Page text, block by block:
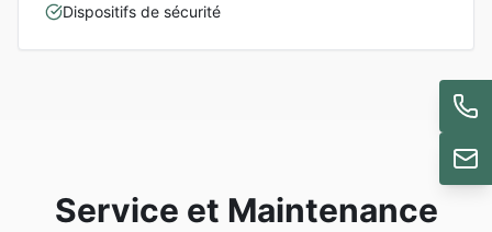
Dispositifs de sécurité
Service et Maintenance